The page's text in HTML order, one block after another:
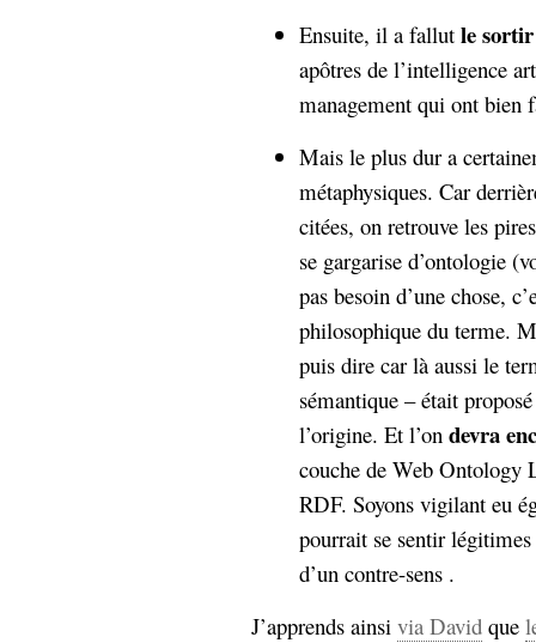
Ensuite, il a fallut le sortir
apôtres de l’intelligence
management qui ont bien
Mais le plus dur a
métaphysiques. Car
citées, on retrouve les
se gargarise d’ontologie
pas besoin d’une chose,
philosophique du terme.
puis dire car là aussi le
sémantique – était
l’origine. Et l’on devra
couche de Web Ontology
RDF. Soyons vigilant eu
pourrait se sentir
d’un contre-sens .
J’apprends ainsi via David que